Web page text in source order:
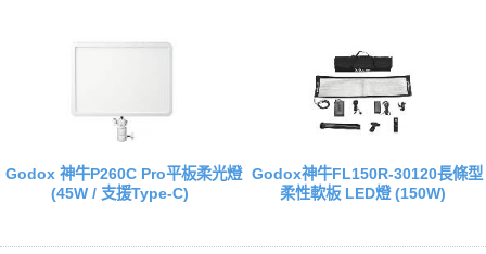
Godox 神牛P260C Pro平板柔光燈
(45W / 支援Type-C)
Godox神牛FL150R-30120長條型
柔性軟板 LED燈 (150W)